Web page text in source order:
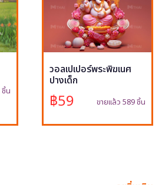
น
วอลเปเปอร์พระพิฆเนศ
ปางเด็ก
฿59 ขายแล้ว 589 ชิ้น